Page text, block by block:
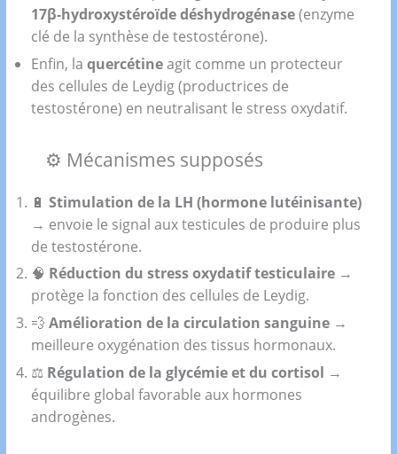
17β-hydroxystéroïde déshydrogénase(enzyme
clé de la synthèse de testostérone).
Enfin, laquercétineagit comme un protecteur
des cellules de Leydig (productrices de
testostérone) en neutralisant le stress oxydatif.
⚙️ Mécanismes supposés
🔋Stimulation de la LH (hormone lutéinisante)
→ envoie le signal aux testicules de produire plus
de testostérone.
🧠 Réduction du stress oxydatif testiculaire →
protège la fonction des cellules de Leydig.
💨Amélioration de la circulation sanguine →
meilleure oxygénation des tissus hormonaux.
⚖️ Régulation de la glycémie et du cortisol →
équilibre global favorable aux hormones
androgènes.